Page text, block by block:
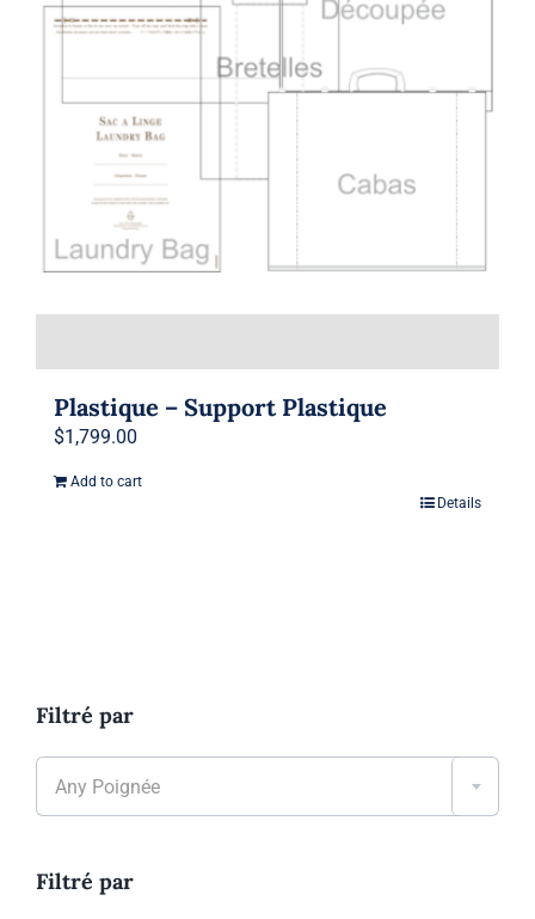
Plastique – Support Plastique
$1,799.00
Add to cart
Details
Filtré par
Any Poignée
Filtré par